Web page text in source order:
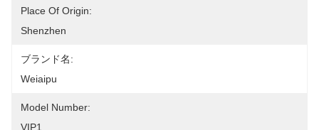
Place Of Origin:
Shenzhen
ブランド名:
Weiaipu
Model Number:
VIP1